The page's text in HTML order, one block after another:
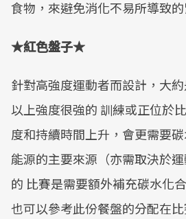
食物，來避免消化不易所導致的
★紅色盤子★
針對高強度運動者而設計，大
以上強度很強的 訓練或正位於
度和持續時間上升，會更需要
能源的主要來源（亦需取決於
的 比賽是需要額外補充碳水化
也可以參考此份餐盤的分配在